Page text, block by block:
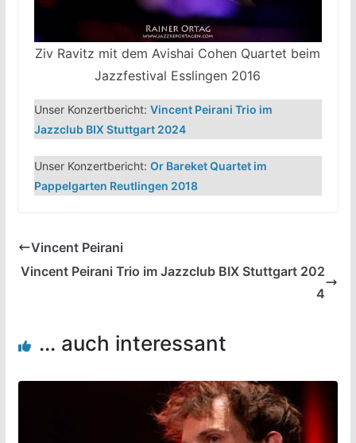
Ziv Ravitz mit dem Avishai Cohen Quartet beim
Jazzfestival Esslingen 2016
Unser Konzertbericht: Vincent Peirani Trio im
Jazzclub BIX Stuttgart 2024
Unser Konzertbericht: Or Bareket Quartet im
Pappelgarten Reutlingen 2018
Vincent Peirani
Vincent Peirani Trio im Jazzclub BIX Stuttgart 202
4
... auch interessant